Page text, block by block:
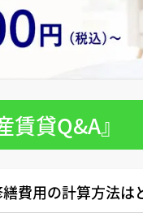
貸Q&A』
費用の計算方法は